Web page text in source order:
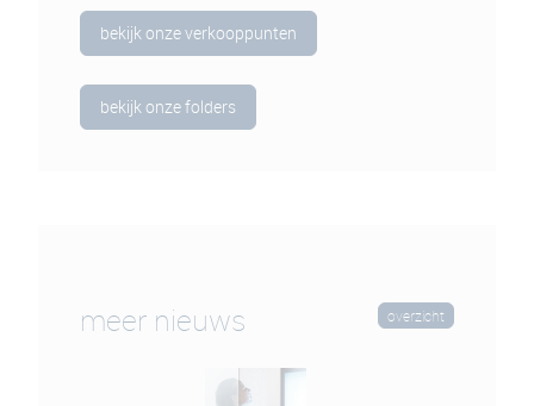
bekijk onze verkooppunten
bekijk onze folders
meer nieuws overzicht